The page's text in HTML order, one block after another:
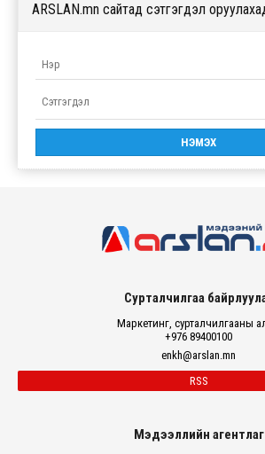
ARSLAN.mn сайтад сэтгэгдэл
Сурталчилгаа
Маркетинг, сурталчилгааны
+976 89400100
enkh@arslan.mn
RSS
Мэдээллийн агентлаг